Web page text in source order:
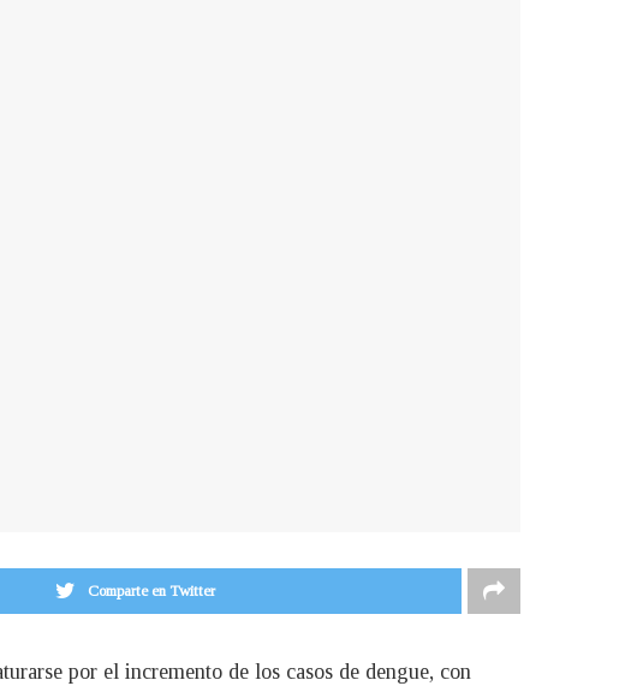
Comparte en Twitter
por el incremento de los casos de dengue, con